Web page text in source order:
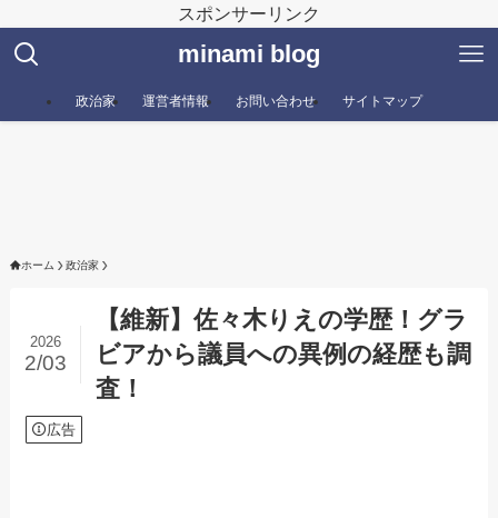
スポンサーリンク
minami blog
政治家 運営者情報 お問い合わせ サイトマップ
ホーム 政治家
【維新】佐々木りえの学歴！グラ
ビアから議員への異例の経歴も調
査！
2026
2/03
広告